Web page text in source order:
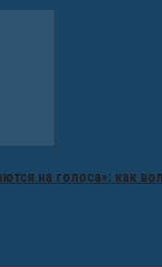
на голоса»: как